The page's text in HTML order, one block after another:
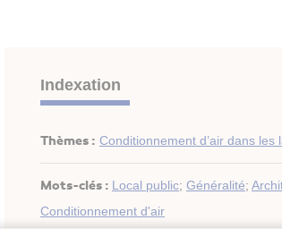
Indexation
Thèmes : Conditionnement d’air dans les
Mots-clés : Local public; Généralité;
Conditionnement d'air